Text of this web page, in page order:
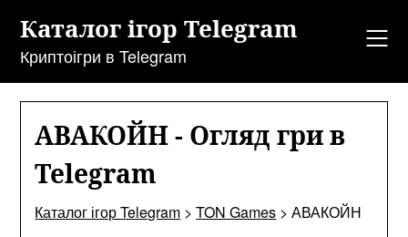
змісту
Каталог ігор Telegram
Криптоігри в Telegram
АВАКОЙН - Огляд гри в
Telegram
Каталог ігор Telegram >TON Games >АВАКОЙН